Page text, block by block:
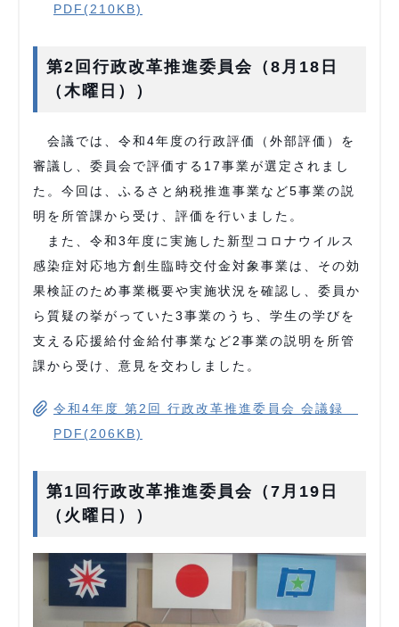
PDF(210KB)
第2回行政改革推進委員会（8月18日
（木曜日））
会議では、令和4年度の行政評価（外部評価）を
審議し、委員会で評価する17事業が選定されまし
た。今回は、ふるさと納税推進事業など5事業の説
明を所管課から受け、評価を行いました。
また、令和3年度に実施した新型コロナウイルス
感染症対応地方創生臨時交付金対象事業は、その効
果検証のため事業概要や実施状況を確認し、委員か
ら質疑の挙がっていた3事業のうち、学生の学びを
支える応援給付金給付事業など2事業の説明を所管
課から受け、意見を交わしました。
令和4年度 第2回 行政改革推進委員会 会議録
PDF(206KB)
第1回行政改革推進委員会（7月19日
（火曜日））